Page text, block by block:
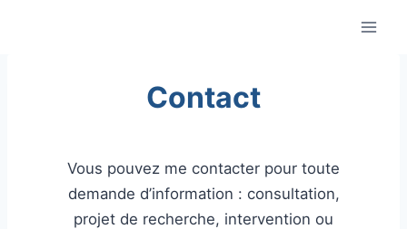
Contact
Vous pouvez me contacter pour toute
demande d’information : consultation,
projet de recherche, intervention ou